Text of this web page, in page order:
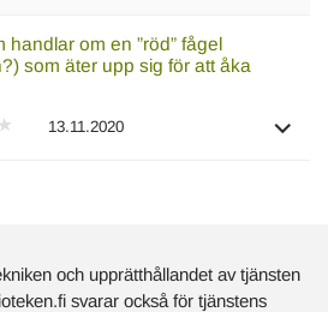
om en ”röd” fågel
som äter upp sig för att åka
13.11.2020
och upprätthållandet av tjänsten
svarar också för tjänstens